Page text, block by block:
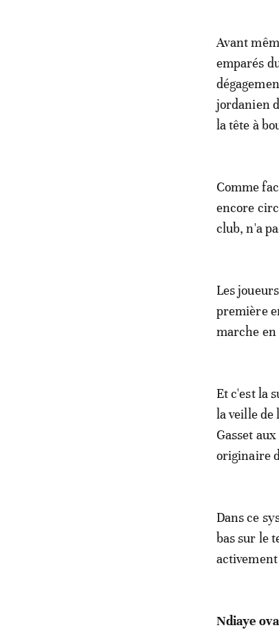
Avant
emparés
jordanien
la tête à
Comme
encore
club, n'a
Les
première
marche en
Et c'est la
la veille
Gasset
originaire
Dans ce
bas sur le
Ndiaye